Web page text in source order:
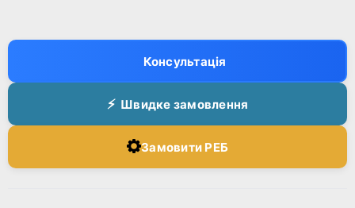
Консультація
Швидке замовлення
Замовити РЕБ